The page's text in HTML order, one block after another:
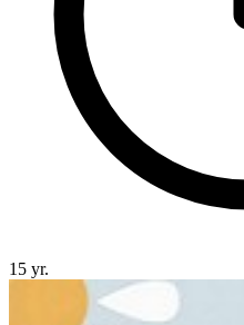
15 yr.